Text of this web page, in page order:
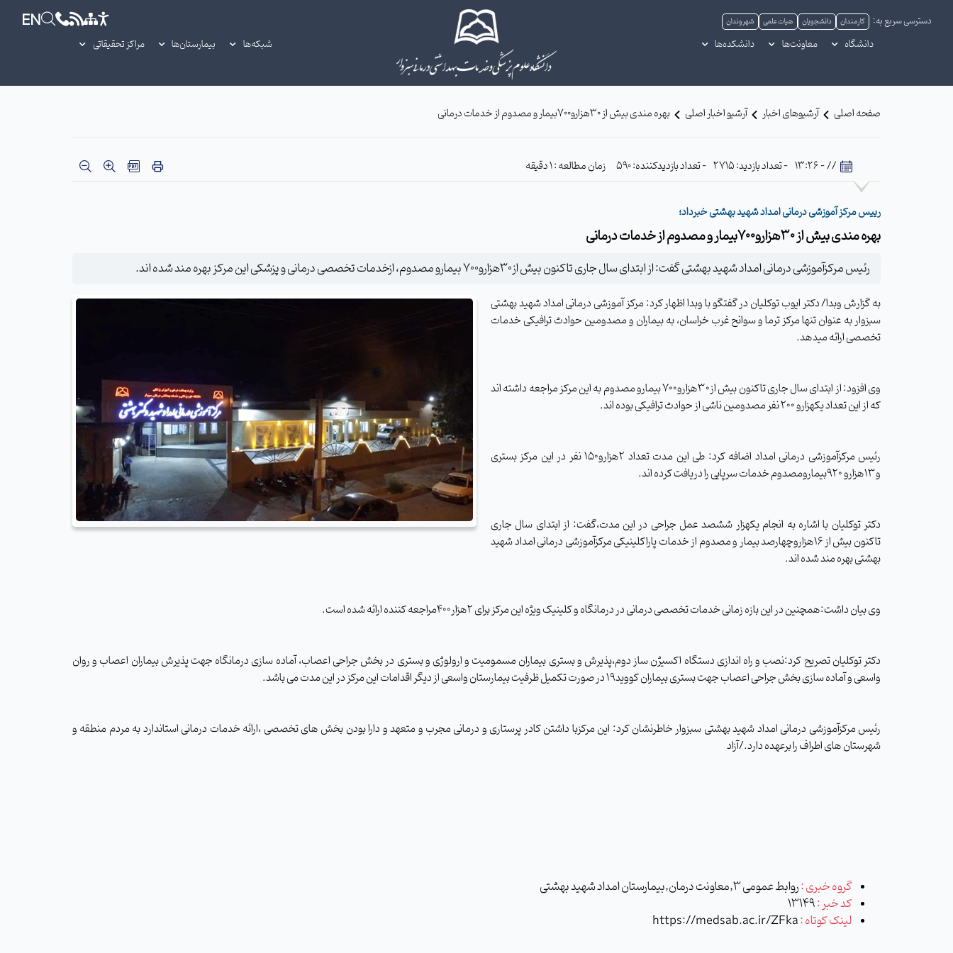
دسترسی سریع به: کارمندان دانشجویان هیات علمی شهروندان EN
دانشگاه معاونت‌ها دانشکده‌ها شبکه‌ها بیمارستان‌ها مراکز تحقیقاتی
صفحه اصلی آرشیوهای اخبار آرشیو اخبار اصلی بهره مندی بیش از 30هزارو700بیمار و مصدوم از خدمات درمانی
// - 13:26 - تعداد بازدید: 2715 - تعداد بازدیدکننده: 590 زمان مطالعه : 1 دقیقه
رییس مرکز آموزشی درمانی امداد شهید بهشتی خبرداد؛
بهره مندی بیش از 30هزارو700بیمار و مصدوم از خدمات درمانی
رئیس مرکزآموزشی درمانی امداد شهید بهشتی گفت: از ابتدای سال جاری تاکنون بیش از30هزارو700 بیمارو مصدوم، ازخدمات تخصصی درمانی و پزشکی این مرکز بهره مند شده اند.
به گزارش وبدا/ دکتر ایوب توکلیان در گفتگو با وبدا اظهار کرد: مرکز آموزشی درمانی امداد شهید بهشتی
سبزوار به عنوان تنها مرکز ترما و سوانح غرب خراسان، به بیماران و مصدومین حوادث ترافیکی خدمات
تخصصی ارائه میدهد.
وی افزود: از ابتدای سال جاری تاکنون بیش از30هزارو700 بیمارو مصدوم به این مرکز مراجعه داشته اند
که از این تعداد یکهزارو 200 نفر مصدومین ناشی از حوادث ترافیکی بوده اند.
رئیس مرکزآموزشی درمانی امداد اضافه کرد: طی این مدت تعداد 2هزارو150 نفر در این مرکز بستری
و13هزارو 920بیمارومصدوم خدمات سرپایی را دریافت کرده اند.
دکتر توکلیان با اشاره به انجام یکهزار ششصد عمل جراحی در این مدت،گفت: از ابتدای سال جاری
تاکنون بیش از 16هزاروچهارصد بیمار و مصدوم از خدمات پاراکلینیکی مرکزآموزشی درمانی امداد شهید
بهشتی بهره مند شده اند.
وی بیان داشت:همچنین در این بازه زمانی خدمات تخصصی درمانی در درمانگاه و کلینیک ویژه این مرکز برای 2هزار400مراجعه کننده ارائه شده است.
دکتر توکلیان تصریح کرد:نصب و راه اندازی دستگاه اکسیژن ساز دوم،پذیرش و بستری بیماران مسمومیت و ارولوژی و بستری در بخش جراحی اعصاب، آماده سازی درمانگاه جهت پذیرش بیماران اعصاب و روان
واسعی و آماده سازی بخش جراحی اعصاب جهت بستری بیماران کووید19 در صورت تکمیل ظرفیت بیمارستان واسعی از دیگر اقدامات این مرکز در این مدت می باشد.
رئیس مرکزآموزشی درمانی امداد شهید بهشتی سبزوار خاطرنشان کرد: این مرکزبا داشتن کادر پرستاری و درمانی مجرب و متعهد و دارا بودن بخش های تخصصی ،ارائه خدمات درمانی استاندارد به مردم منطقه و
شهرستان های اطراف را برعهده دارد./آزاد
گروه خبری :روابط عمومی 3,معاونت درمان,بیمارستان امداد شهید بهشتی
کد خبر :13149
لینک کوتاه : https://medsab.ac.ir/ZFka